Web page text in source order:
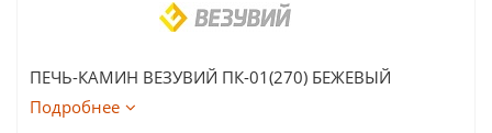
ПЕЧЬ-КАМИН ВЕЗУВИЙ ПК-01(270) БЕЖЕВЫЙ
Подробнее